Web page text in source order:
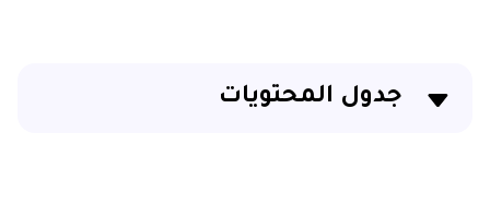
جدول المحتويات